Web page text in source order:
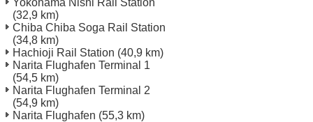
(32,9 km)
Chiba Chiba Soga Rail Station
(34,8 km)
Hachioji Rail Station (40,9 km)
Narita Flughafen Terminal 1
(54,5 km)
Narita Flughafen Terminal 2
(54,9 km)
Narita Flughafen (55,3 km)